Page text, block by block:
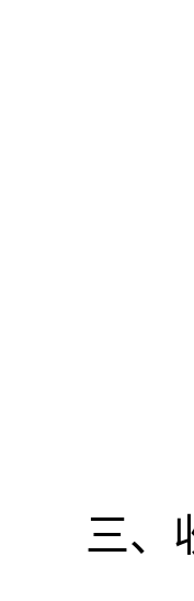
三、